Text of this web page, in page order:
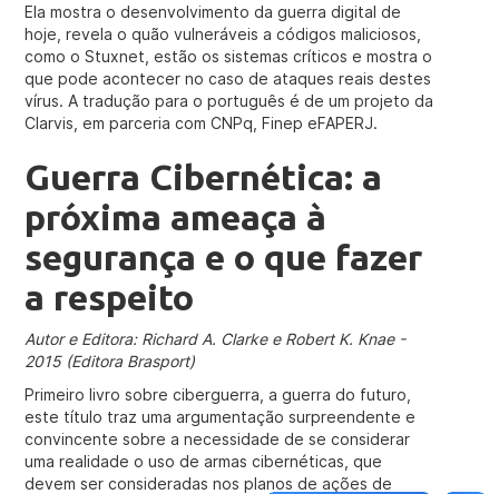
Ela mostra o desenvolvimento da guerra digital de
hoje, revela o quão vulneráveis a códigos maliciosos,
como o Stuxnet, estão os sistemas críticos e mostra o
que pode acontecer no caso de ataques reais destes
vírus. A tradução para o português é de um projeto da
Clarvis, em parceria com CNPq, Finep eFAPERJ.
Guerra Cibernética: a
próxima ameaça à
segurança e o que fazer
a respeito
Autor e Editora: Richard A. Clarke e Robert K. Knae -
2015 (Editora Brasport)
Primeiro livro sobre ciberguerra, a guerra do futuro,
este título traz uma argumentação surpreendente e
convincente sobre a necessidade de se considerar
uma realidade o uso de armas cibernéticas, que
devem ser consideradas nos planos de ações de